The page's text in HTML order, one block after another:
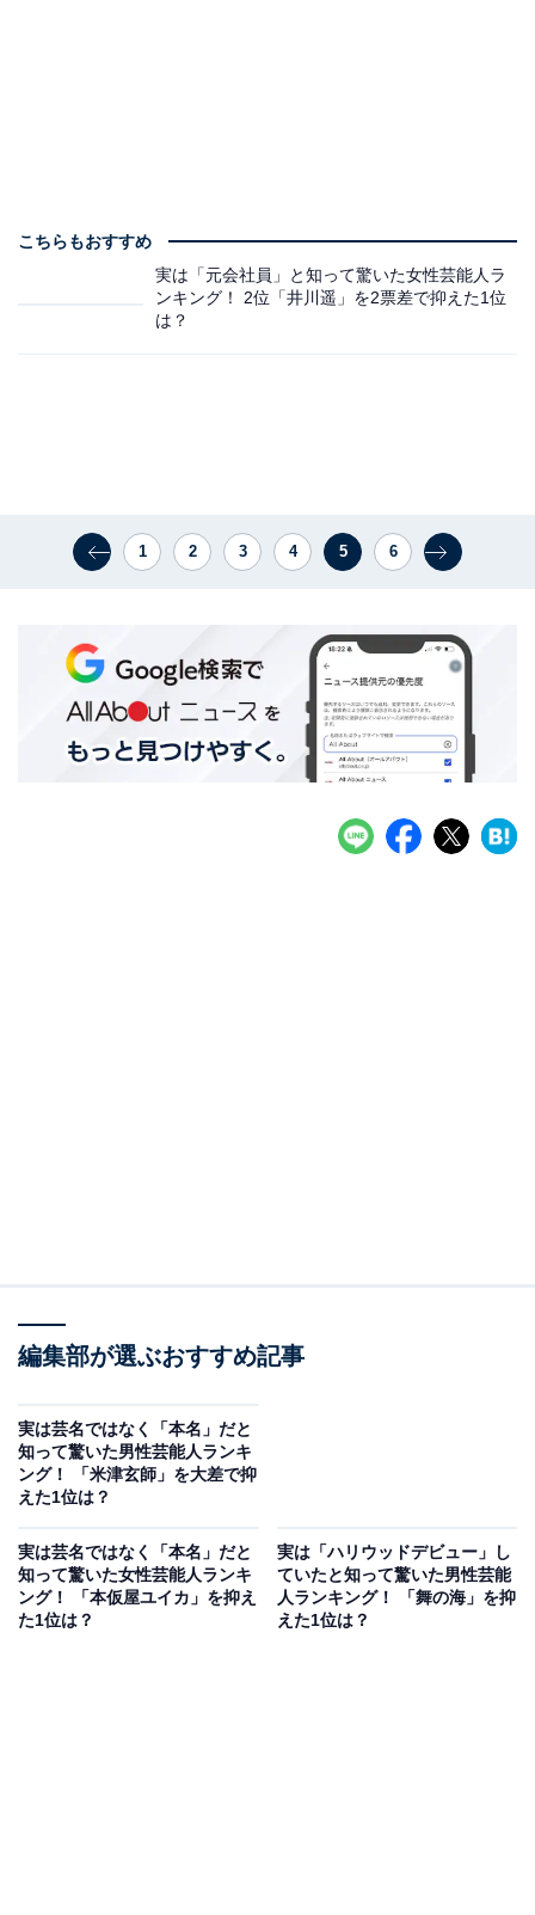
こちらもおすすめ
実は「元会社員」と知って驚いた女性芸能人ラ
ンキング！ 2位「井川遥」を2票差で抑えた1位
は？
1 2 3 4 5 6
編集部が選ぶおすすめ記事
実は芸名ではなく「本名」だと
知って驚いた男性芸能人ランキ
ング！ 「米津玄師」を大差で抑
えた1位は？
実は芸名ではなく「本名」だと
知って驚いた女性芸能人ランキ
ング！ 「本仮屋ユイカ」を抑え
た1位は？
実は「ハリウッドデビュー」し
ていたと知って驚いた男性芸能
人ランキング！ 「舞の海」を抑
えた1位は？